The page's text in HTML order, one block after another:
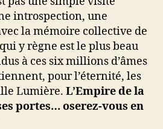
introspection, une
la mémoire collective de
y règne est le plus beau
à ces six millions d’âmes
pour l’éternité, les
Lumière. L’Empire de la
portes… oserez-vous en